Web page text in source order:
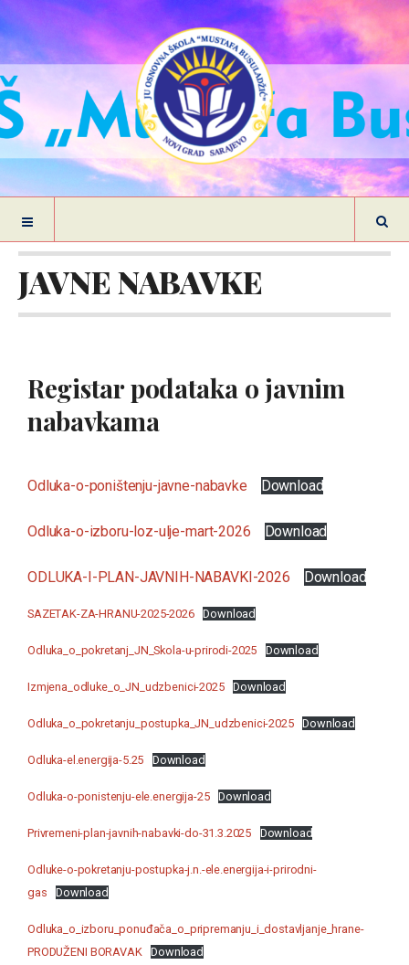
JAVNE NABAVKE
Registar podataka o javnim
nabavkama
Odluka-o-poništenju-javne-nabavke Download
Odluka-o-izboru-loz-ulje-mart-2026 Download
ODLUKA-I-PLAN-JAVNIH-NABAVKI-2026 Download
SAZETAK-ZA-HRANU-2025-2026 Download
Odluka_o_pokretanj_JN_Skola-u-prirodi-2025 Download
Izmjena_odluke_o_JN_udzbenici-2025 Download
Odluka_o_pokretanju_postupka_JN_udzbenici-2025 Download
Odluka-el.energija-5.25 Download
Odluka-o-ponistenju-ele.energija-25 Download
Privremeni-plan-javnih-nabavki-do-31.3.2025 Download
Odluke-o-pokretanju-postupka-j.n.-ele.energija-i-prirodni-
gas
Download
Odluka_o_izboru_ponuđača_o_pripremanju_i_dostavljanje_hrane-
PRODUŽENI BORAVAK
Download